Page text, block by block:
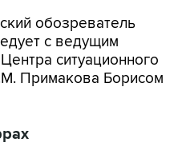
обозреватель
с ведущим
ситуационного
Примакова Борисом